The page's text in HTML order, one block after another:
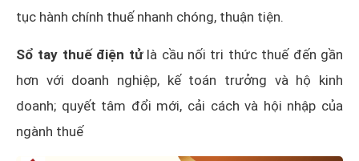
tục hành chính thuế nhanh chóng, thuận tiện.
Sổ tay thuế điện tửlà cầu nối tri thức thuế đến gần
hơn với doanh nghiệp, kế toán trưởng và hộ kinh
doanh; quyết tâm đổi mới, cải cách và hội nhập của
ngành thuế